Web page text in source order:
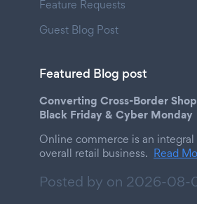
Feature Requests
Guest Blog Post
Featured Blog post
Converting Cross-Border
Black Friday & Cyber Monday
Online commerce is an
overall retail business. Read
Posted by on 2026-08-